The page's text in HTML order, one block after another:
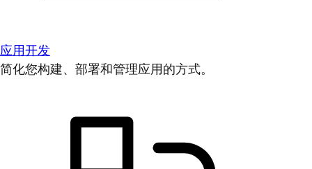
应用开发
简化您构建、部署和管理应用的方式。